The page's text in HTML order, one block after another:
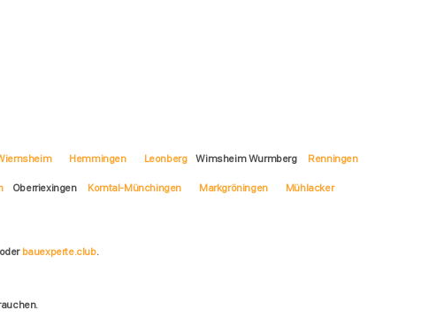
Hemmingen Leonberg Wimsheim Wurmberg Renningen
Oberriexingen Korntal-Münchingen Markgröningen Mühlacker
oder bauexperte.club.